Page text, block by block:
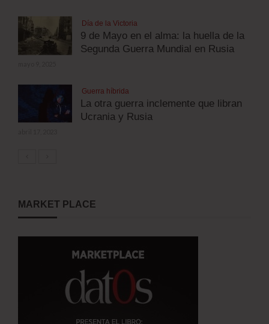
Día de la Victoria
9 de Mayo en el alma: la huella de la
Segunda Guerra Mundial en Rusia
Guerra híbrida
La otra guerra inclemente que libran
Ucrania y Rusia
MARKET PLACE